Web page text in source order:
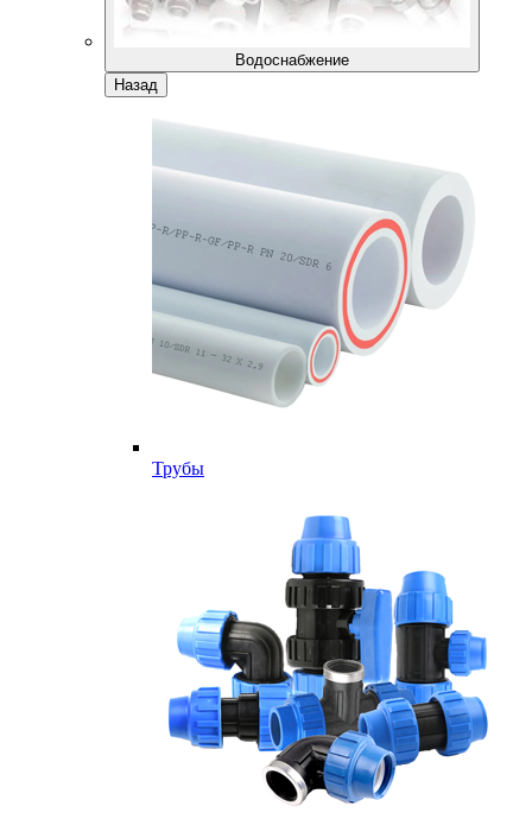
Водоснабжение
Назад
Трубы